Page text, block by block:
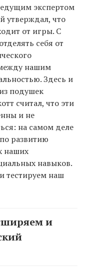
экспертом
утверждал, что
от игры. С
себя от
нашим
Здесь и
подушек
считал, что эти
и не
на самом деле
развитию
наших
навыков.
тестируем наш
и